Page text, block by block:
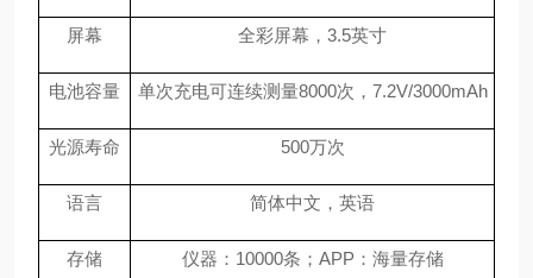
屏幕 全彩屏幕，3.5英寸
电池容量 单次充电可连续测量8000次，7.2V/3000mAh
光源寿命 500万次
语言 简体中文，英语
存储 仪器：10000条；APP：海量存储